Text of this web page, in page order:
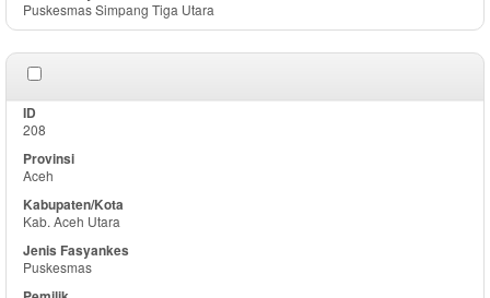
Puskesmas Simpang Tiga Utara
208
Aceh
Kab. Aceh Utara
Puskesmas